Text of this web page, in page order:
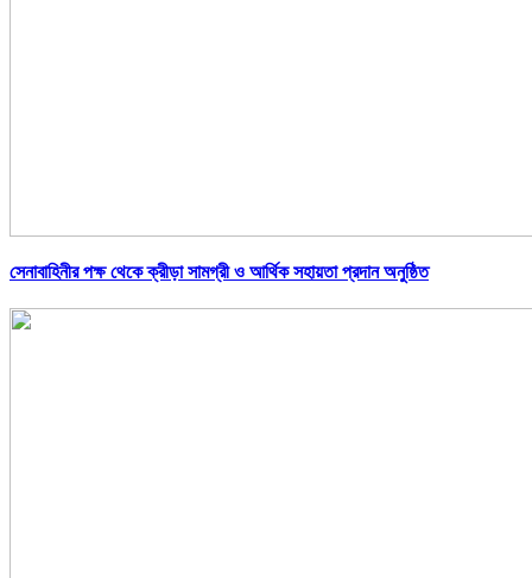
সেনাবাহিনীর পক্ষ থেকে ক্রীড়া সামগ্রী ও আর্থিক সহায়তা প্রদান অনুষ্ঠিত